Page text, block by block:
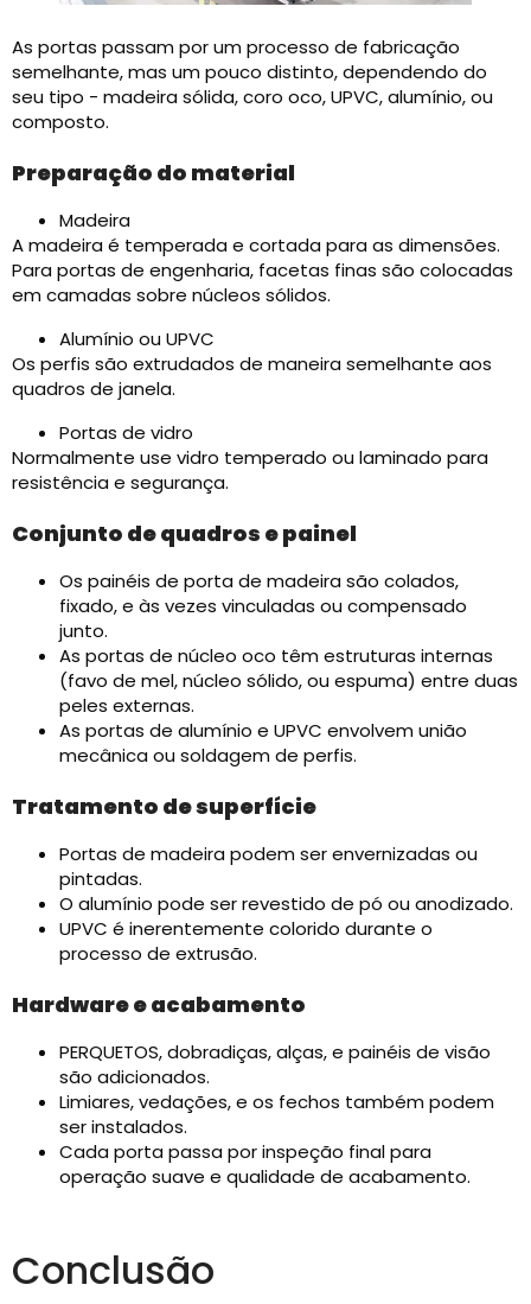
As portas passam por um processo de fabricação
semelhante, mas um pouco distinto, dependendo do
seu tipo - madeira sólida, coro oco, UPVC, alumínio, ou
composto.
Preparação do material
Madeira
A madeira é temperada e cortada para as dimensões.
Para portas de engenharia, facetas finas são colocadas
em camadas sobre núcleos sólidos.
Alumínio ou UPVC
Os perfis são extrudados de maneira semelhante aos
quadros de janela.
Portas de vidro
Normalmente use vidro temperado ou laminado para
resistência e segurança.
Conjunto de quadros e painel
Os painéis de porta de madeira são colados,
fixado, e às vezes vinculadas ou compensado
junto.
As portas de núcleo oco têm estruturas internas
(favo de mel, núcleo sólido, ou espuma) entre duas
peles externas.
As portas de alumínio e UPVC envolvem união
mecânica ou soldagem de perfis.
Tratamento de superfície
Portas de madeira podem ser envernizadas ou
pintadas.
O alumínio pode ser revestido de pó ou anodizado.
UPVC é inerentemente colorido durante o
processo de extrusão.
Hardware e acabamento
PERQUETOS, dobradiças, alças, e painéis de visão
são adicionados.
Limiares, vedações, e os fechos também podem
ser instalados.
Cada porta passa por inspeção final para
operação suave e qualidade de acabamento.
Conclusão